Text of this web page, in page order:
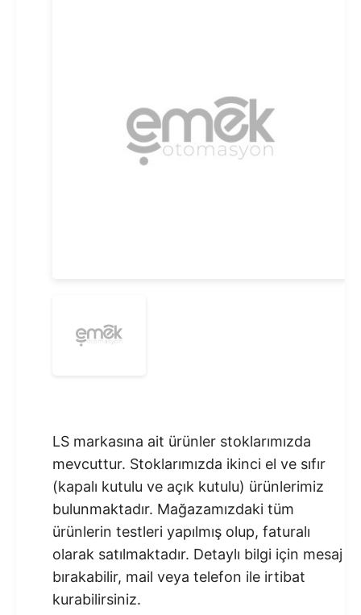
LS markasına ait ürünler stoklarımızda
mevcuttur. Stoklarımızda ikinci el ve sıfır
(kapalı kutulu ve açık kutulu) ürünlerimiz
bulunmaktadır.​ Mağazamızdaki tüm
ürünlerin testleri yapılmış olup, faturalı
olarak satılmaktadır. Detaylı bilgi için mesaj
bırakabilir, mail veya telefon ile irtibat
kurabilirsiniz.